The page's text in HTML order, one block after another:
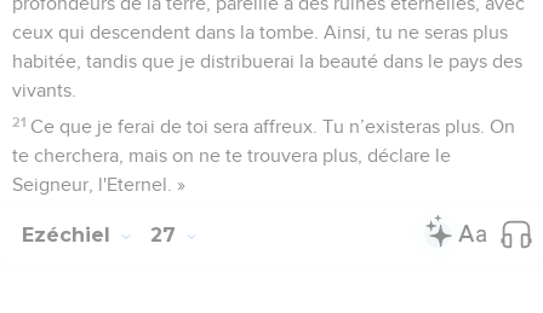
ceux qui descendent dans la tombe. Ainsi, tu ne seras plus
habitée, tandis que je distribuerai la beauté dans le pays des
vivants.
21 Ce que je ferai de toi sera affreux. Tu n’existeras plus. On
te cherchera, mais on ne te trouvera plus, déclare le
Seigneur, l'Eternel. »
Ezéchiel 27